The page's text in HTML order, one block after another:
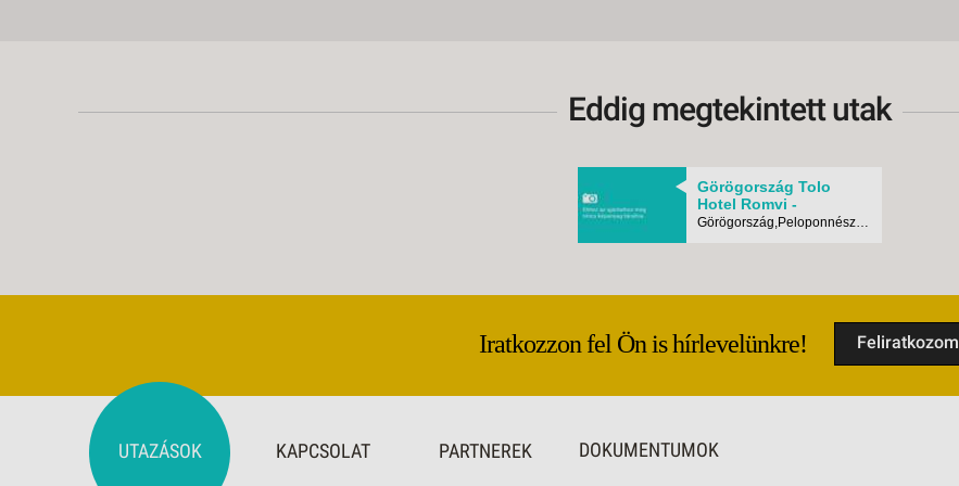
Eddig megtekintett utak
Görögország Tolo
Hotel Romvi -
Budapest, Busz
Iratkozzon fel Ön is hírlevelünkre! Feliratkozom
UTAZÁSOK KAPCSOLAT PARTNEREK DOKUMENTUMOK